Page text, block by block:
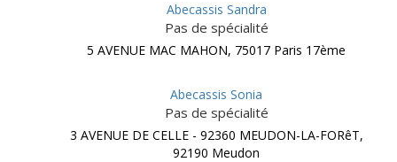
Abecassis Sandra
Pas de spécialité
5 AVENUE MAC MAHON, 75017 Paris 17ème
Abecassis Sonia
Pas de spécialité
3 AVENUE DE CELLE - 92360 MEUDON-LA-FORêT,
92190 Meudon